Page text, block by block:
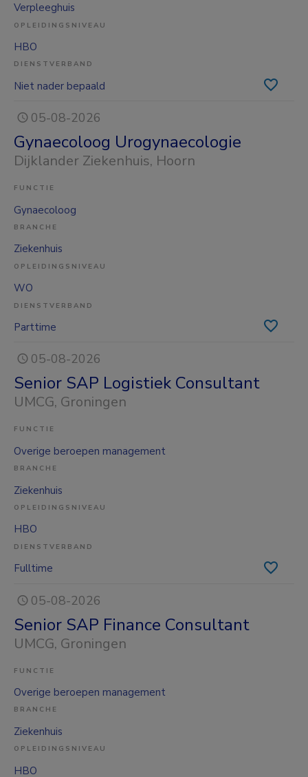
Verpleeghuis
OPLEIDINGSNIVEAU
HBO
DIENSTVERBAND
Niet nader bepaald
05-08-2026
Gynaecoloog Urogynaecologie
Dijklander Ziekenhuis, Hoorn
FUNCTIE
Gynaecoloog
BRANCHE
Ziekenhuis
OPLEIDINGSNIVEAU
WO
DIENSTVERBAND
Parttime
05-08-2026
Senior SAP Logistiek Consultant
UMCG, Groningen
FUNCTIE
Overige beroepen management
BRANCHE
Ziekenhuis
OPLEIDINGSNIVEAU
HBO
DIENSTVERBAND
Fulltime
05-08-2026
Senior SAP Finance Consultant
UMCG, Groningen
FUNCTIE
Overige beroepen management
BRANCHE
Ziekenhuis
OPLEIDINGSNIVEAU
HBO